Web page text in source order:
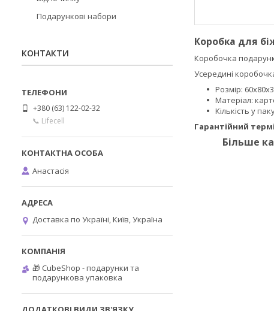
Коробка для
Коробочка
Усередині
Розмір:
Матеріал:
Кількість у
Гарантійний
Більше
Подарункові набори
КОНТАКТИ
+380 (63) 122-02-32
📞 Lifecell
Анастасія
Доставка по Україні, Київ, Україна
🎁 CubeShop - подарунки та
подарункова упаковка